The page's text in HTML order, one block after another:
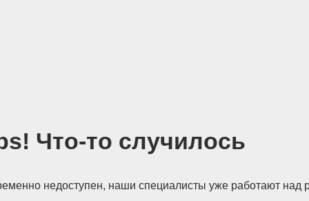
Что-то случилось
недоступен, наши специалисты уже работают над